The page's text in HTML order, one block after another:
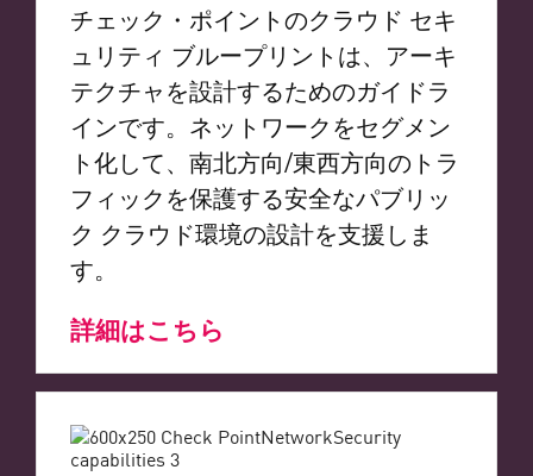
チェック・ポイントのクラウド セキ
ュリティ ブループリントは、アーキ
テクチャを設計するためのガイドラ
インです。ネットワークをセグメン
ト化して、南北方向/東西方向のトラ
フィックを保護する安全なパブリッ
ク クラウド環境の設計を支援しま
す。
詳細はこちら